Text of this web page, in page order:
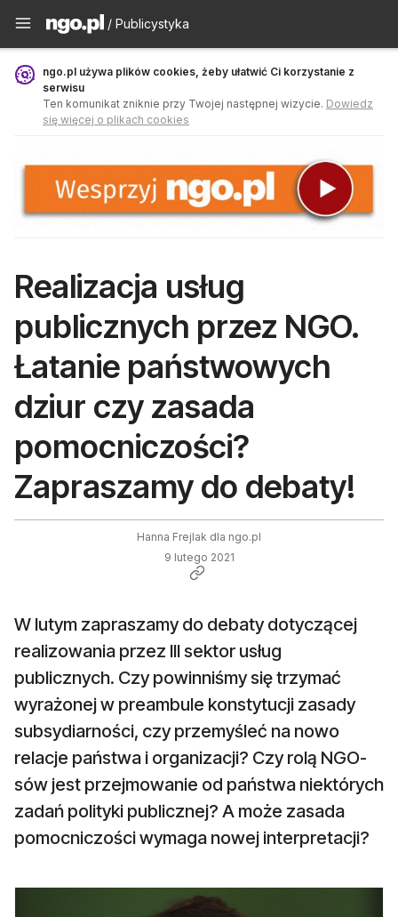
Publicystyka - ngo.pl
/ Publicystyka
ngo.pl używa plików cookies, żeby ułatwić Ci korzystanie z
serwisu
Ten komunikat zniknie przy Twojej następnej wizycie. Dowiedz
się więcej o plikach cookies
Realizacja usług
publicznych przez NGO.
Łatanie państwowych
dziur czy zasada
pomocniczości?
Zapraszamy do debaty!
Hanna Frejlak dla ngo.pl
9 lutego 2021
W lutym zapraszamy do debaty dotyczącej
realizowania przez III sektor usług
publicznych. Czy powinniśmy się trzymać
wyrażonej w preambule konstytucji zasady
subsydiarności, czy przemyśleć na nowo
relacje państwa i organizacji? Czy rolą NGO-
sów jest przejmowanie od państwa niektórych
zadań polityki publicznej? A może zasada
pomocniczości wymaga nowej interpretacji?